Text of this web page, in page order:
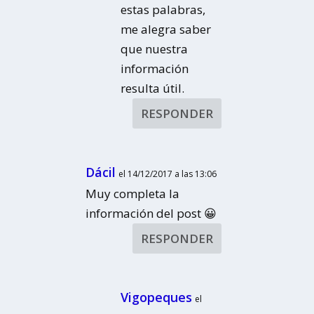
estas palabras,
me alegra saber
que nuestra
información
resulta útil.
RESPONDER
Dácil el 14/12/2017 a las 13:06
Muy completa la
información del post 😀
RESPONDER
Vigopeques el